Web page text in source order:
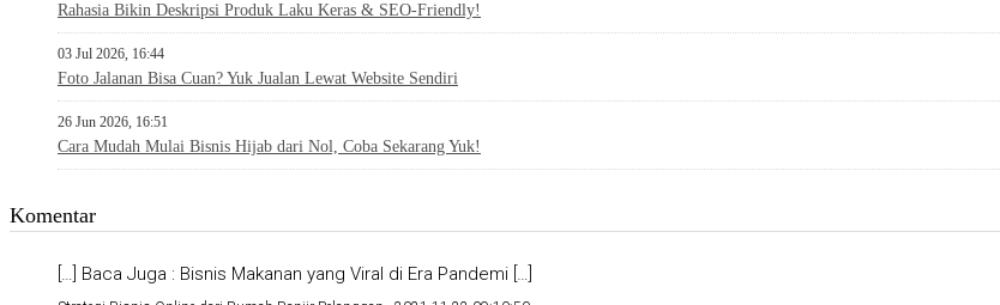
Rahasia Bikin Deskripsi Produk Laku Keras & SEO-Friendly!
03 Jul 2026, 16:44
Foto Jalanan Bisa Cuan? Yuk Jualan Lewat Website Sendiri
26 Jun 2026, 16:51
Cara Mudah Mulai Bisnis Hijab dari Nol, Coba Sekarang Yuk!
Komentar
[…] Baca Juga : Bisnis Makanan yang Viral di Era Pandemi […]